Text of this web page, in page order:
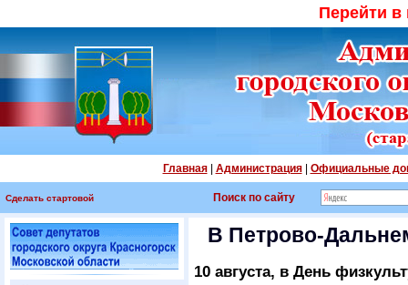
Перейти
Главная| Администрация| Официальные
Сделать стартовой Поиск по сайту
В Петрово-
10 августа, в День